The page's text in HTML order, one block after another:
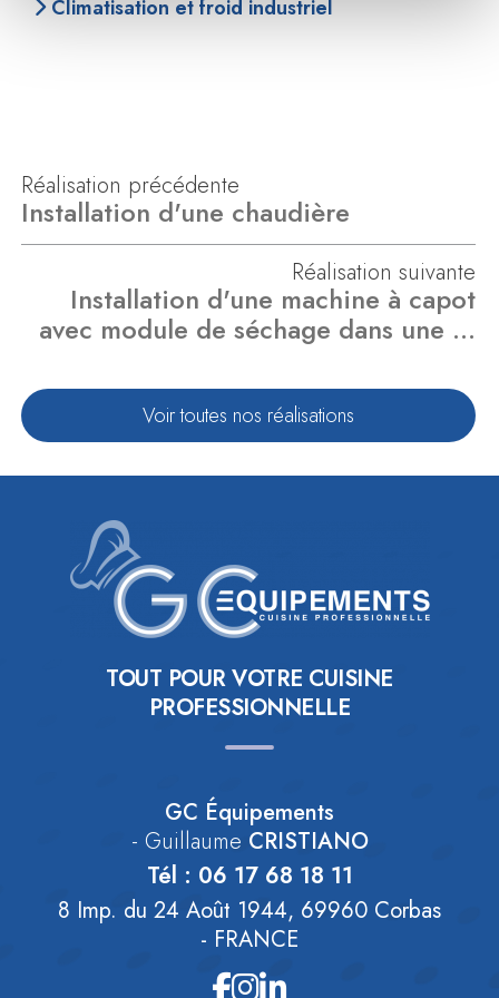
Climatisation et froid industriel
Réalisation précédente
Installation d'une chaudière
Réalisation suivante
Installation d'une machine à capot
avec module de séchage dans une …
Voir toutes nos réalisations
TOUT POUR VOTRE CUISINE
PROFESSIONNELLE
GC Équipements
- Guillaume CRISTIANO
Tél : 06 17 68 18 11
8 Imp. du 24 Août 1944, 69960 Corbas
- FRANCE